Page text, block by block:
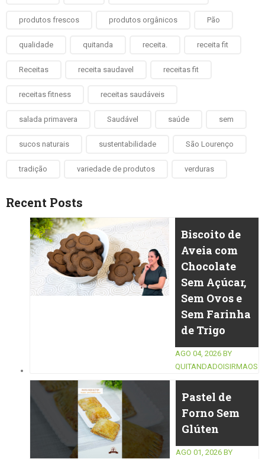
produtos frescos produtos orgânicos Pão
qualidade quitanda receita. receita fit
Receitas receita saudavel receitas fit
receitas fitness receitas saudáveis
salada primavera Saudável saúde sem
sucos naturais sustentabilidade São Lourenço
tradição variedade de produtos verduras
Recent Posts
Biscoito de
Aveia com
Chocolate
Sem Açúcar,
Sem Ovos e
Sem Farinha
de Trigo
AGO 04, 2026 BY
QUITANDADOISIRMAOS
Pastel de
Forno Sem
Glúten
AGO 01, 2026 BY